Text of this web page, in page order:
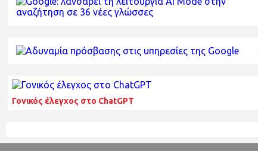
Γονικός έλεγχος στο ChatGPT